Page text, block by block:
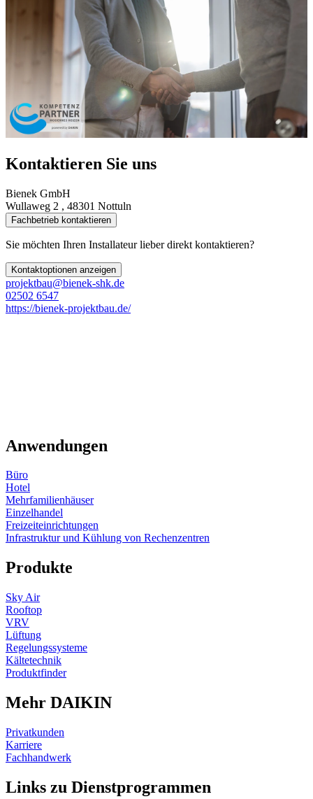
Kontaktieren Sie uns
Bienek GmbH
Wullaweg 2 , 48301 Nottuln
Fachbetrieb kontaktieren
Sie möchten Ihren Installateur lieber direkt kontaktieren?
Kontaktoptionen anzeigen
projektbau@bienek-shk.de
02502 6547
https://bienek-projektbau.de/
Anwendungen
Büro
Hotel
Mehrfamilienhäuser
Einzelhandel
Freizeiteinrichtungen
Infrastruktur und Kühlung von Rechenzentren
Produkte
Sky Air
Rooftop
VRV
Lüftung
Regelungssysteme
Kältetechnik
Produktfinder
Mehr DAIKIN
Privatkunden
Karriere
Fachhandwerk
Links zu Dienstprogrammen